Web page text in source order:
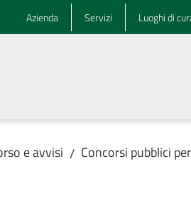
Azienda Servizi Luoghi di
e avvisi / Concorsi pubblici